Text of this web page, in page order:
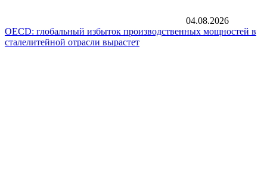
04.08.2026
OECD: глобальный избыток производственных мощностей в
сталелитейной отрасли вырастет